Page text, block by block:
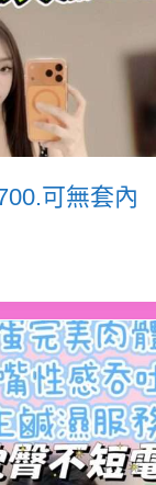
可無套內